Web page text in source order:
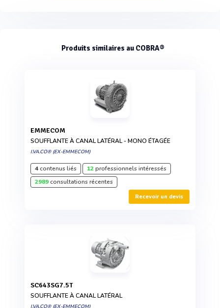
Produits similaires au COBRA®
EMMECOM
SOUFFLANTE À CANAL LATÉRAL - MONO ÉTAGÉE
I.VA.CO® (EX-EMMECOM)
4contenus liés 12professionnels intéressés
2989consultations récentes
Recevoir un devis
SC643SG7.5T
SOUFFLANTE À CANAL LATÉRAL
I.VA.CO® (EX-EMMECOM)